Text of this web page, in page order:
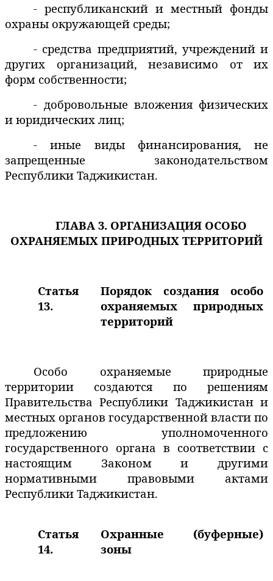
- республиканский и местный фонды
охраны окружающей среды;
- средства предприятий, учреждений и
других организаций, независимо от их
форм собственности;
- добровольные вложения физических
и юридических лиц;
- иные виды финансирования, не
запрещенные законодательством
Республики Таджикистан.
ГЛАВА 3. ОРГАНИЗАЦИЯ ОСОБО
ОХРАНЯЕМЫХ ПРИРОДНЫХ ТЕРРИТОРИЙ
Статья
13.
Порядок создания особо
охраняемых природных
территорий
Особо охраняемые природные
территории создаются по решениям
Правительства Республики Таджикистан и
местных органов государственной власти по
предложению уполномоченного
государственного органа в соответствии с
настоящим Законом и другими
нормативными правовыми актами
Республики Таджикистан.
Статья
14.
Охранные (буферные)
зоны